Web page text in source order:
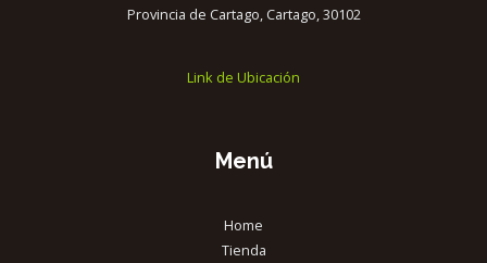
Provincia de Cartago, Cartago, 30102
Link de Ubicación
Menú
Home
Tienda